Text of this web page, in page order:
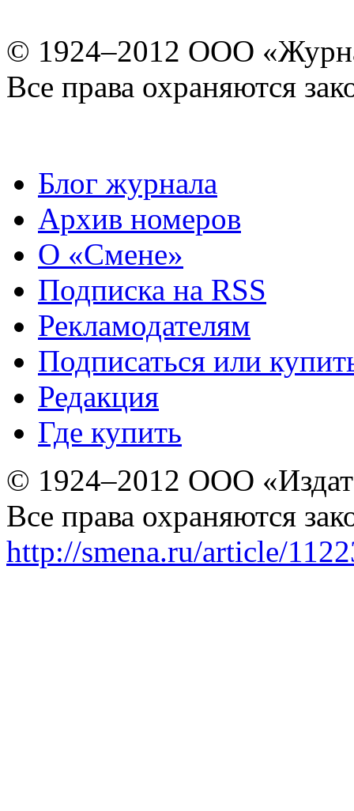
© 1924–2012 ООО
Все права охраняются
Блог журнала
Архив номеров
О «Смене»
Подписка на RSS
Рекламодателям
Подписаться или
Редакция
Где купить
© 1924–2012 ООО
Все права охраняются
http://smena.ru/article/